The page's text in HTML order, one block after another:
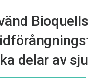
Bioquells
delar av